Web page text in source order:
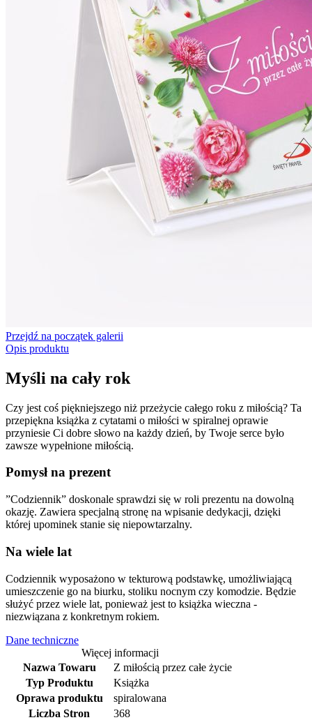
Przejdź na początek galerii
Opis produktu
Myśli na cały rok
Czy jest coś piękniejszego niż przeżycie całego roku z miłością? Ta
przepiękna książka z cytatami o miłości w spiralnej oprawie
przyniesie Ci dobre słowo na każdy dzień, by Twoje serce było
zawsze wypełnione miłością.
Pomysł na prezent
”Codziennik” doskonale sprawdzi się w roli prezentu na dowolną
okazję. Zawiera specjalną stronę na wpisanie dedykacji, dzięki
której upominek stanie się niepowtarzalny.
Na wiele lat
Codziennik wyposażono w tekturową podstawkę, umożliwiającą
umieszczenie go na biurku, stoliku nocnym czy komodzie. Będzie
służyć przez wiele lat, ponieważ jest to książka wieczna -
niezwiązana z konkretnym rokiem.
Dane techniczne
Więcej informacji
Nazwa Towaru
Z miłością przez całe życie
Typ Produktu
Książka
Oprawa produktu
spiralowana
Liczba Stron
368